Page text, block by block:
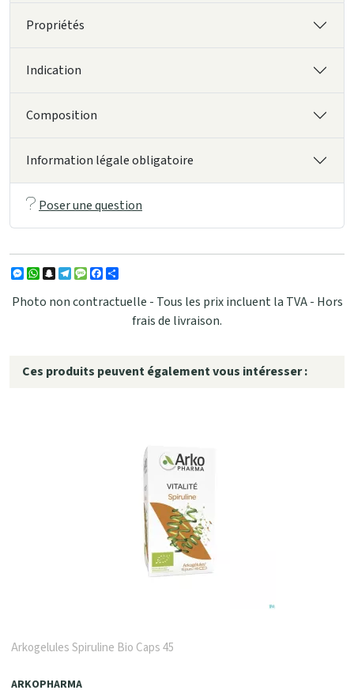
Propriétés
Indication
Composition
Information légale obligatoire
Poser une question
Messenger
WhatsApp
Snapchat
Telegram
MessageFacebook
Photo non contractuelle - Tous les prix incluent la TVA - Hors
frais de livraison.
Ces produits peuvent également vous intéresser :
Arkogelules Spiruline Bio Caps 45
ARKOPHARMA